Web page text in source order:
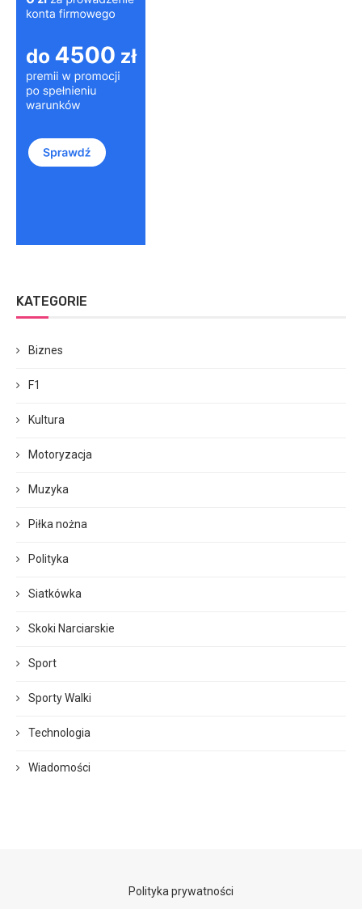
KATEGORIE
Biznes
F1
Kultura
Motoryzacja
Muzyka
Piłka nożna
Polityka
Siatkówka
Skoki Narciarskie
Sport
Sporty Walki
Technologia
Wiadomości
Polityka prywatności